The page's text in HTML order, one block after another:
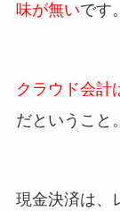
味が無いです。
クラウド会計
だということ。
現金決済は、